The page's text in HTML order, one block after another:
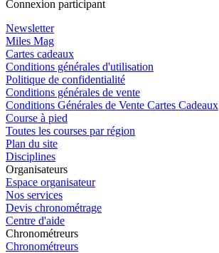
Connexion participant
Newsletter
Miles Mag
Cartes cadeaux
Conditions générales d'utilisation
Politique de confidentialité
Conditions générales de vente
Conditions Générales de Vente Cartes Cadeaux
Course à pied
Toutes les courses par région
Plan du site
Disciplines
Organisateurs
Espace organisateur
Nos services
Devis chronométrage
Centre d'aide
Chronométreurs
Chronométreurs